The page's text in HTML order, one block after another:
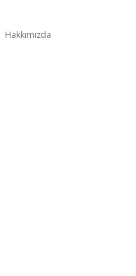
Hakkımızda